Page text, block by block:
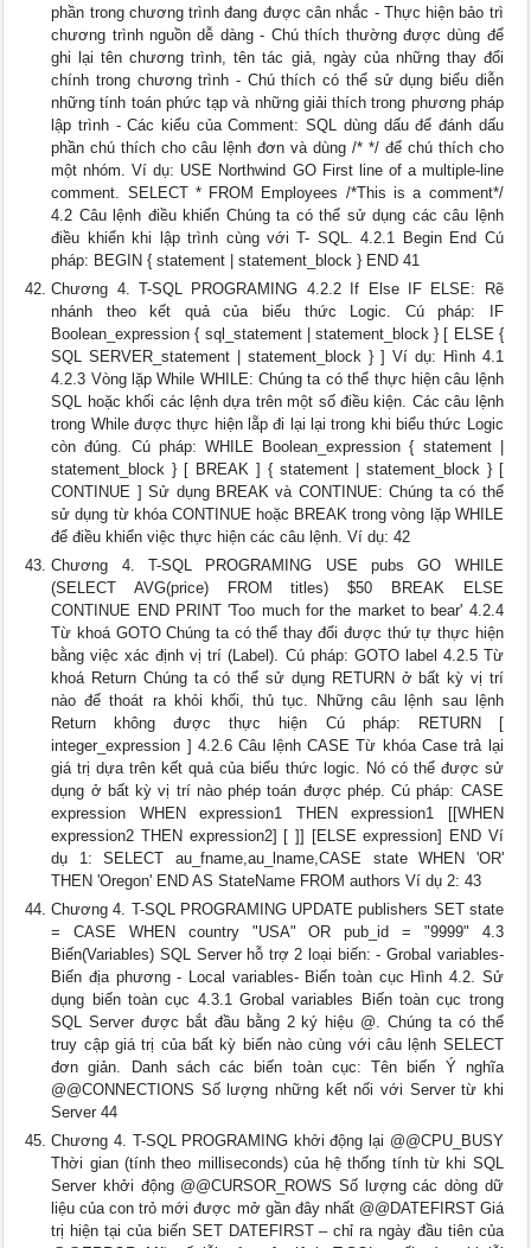
phần trong chương trình đang được cân nhắc - Thực hiện bảo trì
chương trình nguồn dễ dàng - Chú thích thường được dùng để
ghi lại tên chương trình, tên tác giả, ngày của những thay đổi
chính trong chương trình - Chú thích có thể sử dụng biểu diễn
những tính toán phức tạp và những giải thích trong phương pháp
lập trình - Các kiểu của Comment: SQL dùng dấu để đánh dấu
phần chú thích cho câu lệnh đơn và dùng /* */ để chú thích cho
một nhóm. Ví dụ: USE Northwind GO First line of a multiple-line
comment. SELECT * FROM Employees /*This is a comment*/
4.2 Câu lệnh điều khiển Chúng ta có thể sử dụng các câu lệnh
điều khiển khi lập trình cùng với T- SQL. 4.2.1 Begin End Cú
pháp: BEGIN { statement | statement_block } END 41
Chương 4. T-SQL PROGRAMING 4.2.2 If Else IF ELSE: Rẽ
nhánh theo kết quả của biểu thức Logic. Cú pháp: IF
Boolean_expression { sql_statement | statement_block } [ ELSE {
SQL SERVER_statement | statement_block } ] Ví dụ: Hình 4.1
4.2.3 Vòng lặp While WHILE: Chúng ta có thể thực hiện câu lệnh
SQL hoặc khối các lệnh dựa trên một số điều kiện. Các câu lệnh
trong While được thực hiện lẵp đi lại lại trong khi biểu thức Logic
còn đúng. Cú pháp: WHILE Boolean_expression { statement |
statement_block } [ BREAK ] { statement | statement_block } [
CONTINUE ] Sử dụng BREAK và CONTINUE: Chúng ta có thể
sử dụng từ khóa CONTINUE hoặc BREAK trong vòng lặp WHILE
để điều khiển việc thực hiện các câu lệnh. Ví dụ: 42
Chương 4. T-SQL PROGRAMING USE pubs GO WHILE
(SELECT AVG(price) FROM titles) $50 BREAK ELSE
CONTINUE END PRINT 'Too much for the market to bear' 4.2.4
Từ khoá GOTO Chúng ta có thể thay đổi được thứ tự thực hiện
bằng việc xác định vị trí (Label). Cú pháp: GOTO label 4.2.5 Từ
khoá Return Chúng ta có thể sử dụng RETURN ở bất kỳ vị trí
nào để thoát ra khỏi khối, thủ tục. Những câu lệnh sau lệnh
Return không được thực hiện Cú pháp: RETURN [
integer_expression ] 4.2.6 Câu lệnh CASE Từ khóa Case trả lại
giá trị dựa trên kết quả của biểu thức logic. Nó có thể được sử
dụng ở bất kỳ vị trí nào phép toán được phép. Cú pháp: CASE
expression WHEN expression1 THEN expression1 [[WHEN
expression2 THEN expression2] [ ]] [ELSE expression] END Ví
dụ 1: SELECT au_fname,au_lname,CASE state WHEN 'OR'
THEN 'Oregon' END AS StateName FROM authors Ví dụ 2: 43
Chương 4. T-SQL PROGRAMING UPDATE publishers SET state
= CASE WHEN country "USA" OR pub_id = "9999" 4.3
Biến(Variables) SQL Server hỗ trợ 2 loại biến: - Grobal variables-
Biến địa phương - Local variables- Biến toàn cục Hình 4.2. Sử
dụng biến toàn cục 4.3.1 Grobal variables Biến toàn cục trong
SQL Server được bắt đầu bằng 2 ký hiệu @. Chúng ta có thể
truy cập giá trị của bất kỳ biến nào cùng với câu lệnh SELECT
đơn giản. Danh sách các biến toàn cục: Tên biến Ý nghĩa
@@CONNECTIONS Số lượng những kết nối với Server từ khi
Server 44
Chương 4. T-SQL PROGRAMING khởi động lại @@CPU_BUSY
Thời gian (tính theo milliseconds) của hệ thống tính từ khi SQL
Server khởi động @@CURSOR_ROWS Số lượng các dòng dữ
liệu của con trỏ mới được mở gần đây nhất @@DATEFIRST Giá
trị hiện tại của biến SET DATEFIRST – chỉ ra ngày đầu tiên của